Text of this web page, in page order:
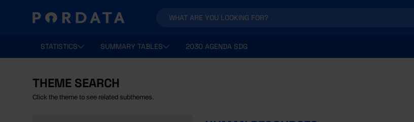
STATISTICS SUMMARY TABLES 2030 AGENDA SDG
THEME SEARCH
Click the theme to see related subthemes.